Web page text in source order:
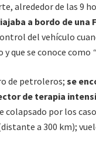
alrededor de las 9
a bordo de una
del vehículo
que se conoce como
de petroleros; se
de terapia
por los
a 300 km);